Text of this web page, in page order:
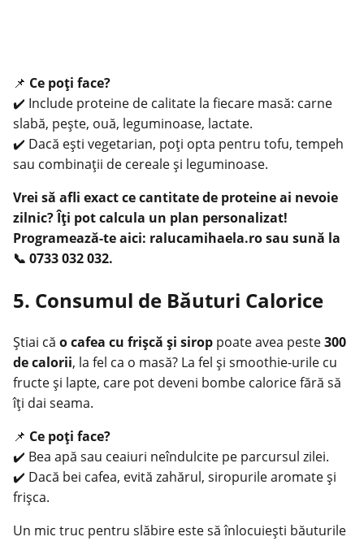
📌 Ce poți face?
✔️ Include proteine de calitate la fiecare masă: carne
slabă, pește, ouă, leguminoase, lactate.
✔️ Dacă ești vegetarian, poți opta pentru tofu, tempeh
sau combinații de cereale și leguminoase.
Vrei să afli exact ce cantitate de proteine ai nevoie
zilnic? Îți pot calcula un plan personalizat!
Programează-te aici: ralucamihaela.ro sau sună la
📞 0733 032 032.
5. Consumul de Băuturi Calorice
Știai că o cafea cu frișcă și sirop poate avea peste300
de calorii, la fel ca o masă? La fel și smoothie-urile cu
fructe și lapte, care pot deveni bombe calorice fără să
îți dai seama.
📌 Ce poți face?
✔️ Bea apă sau ceaiuri neîndulcite pe parcursul zilei.
✔️ Dacă bei cafea, evită zahărul, siropurile aromate și
frișca.
Un mic truc pentru slăbire este să înlocuiești băuturile